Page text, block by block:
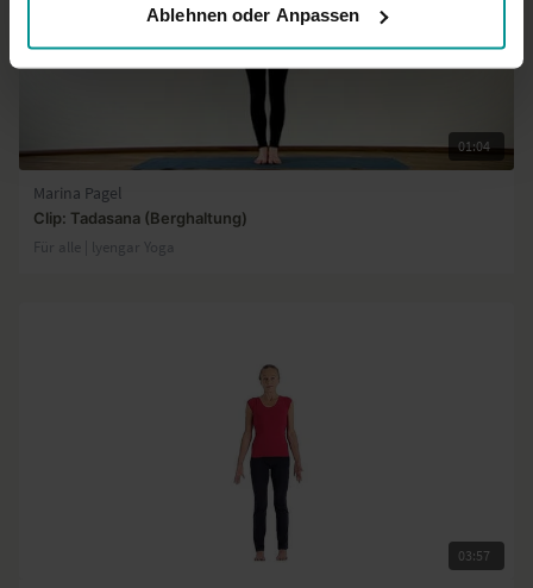
Ablehnen oder Anpassen
01:04
Marina Pagel
Clip: Tadasana (Berghaltung)
Für alle | lyengar Yoga
03:57